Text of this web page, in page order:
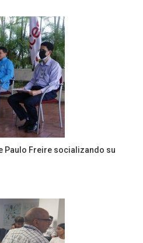
Paulo Freire socializando su